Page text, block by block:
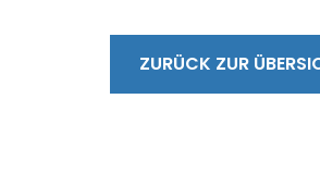
ZURÜCK ZUR